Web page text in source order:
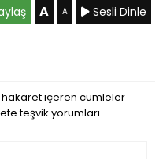
A A Sesli Dinle
içeren cümleler
teşvik yorumları